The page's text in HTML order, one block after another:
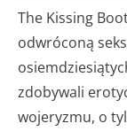
The Kissing
odwróconą
zdobywali
wojeryzmu, o